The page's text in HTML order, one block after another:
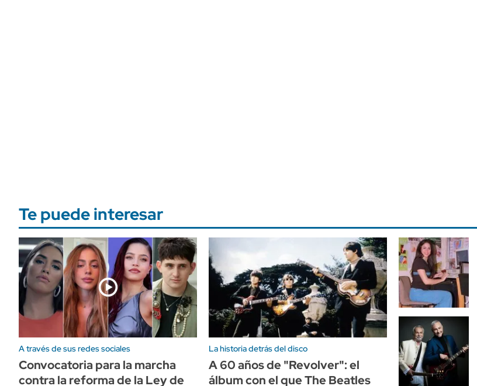
Te puede interesar
A través de sus redes sociales
Convocatoria para la marcha
contra la reforma de la Ley de
La historia detrás del disco
A 60 años de "Revolver": el
álbum con el que The Beatles